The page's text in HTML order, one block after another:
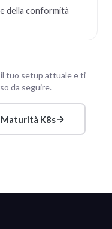
della conformità
il tuo setup attuale e ti
da seguire.
Maturità K8s